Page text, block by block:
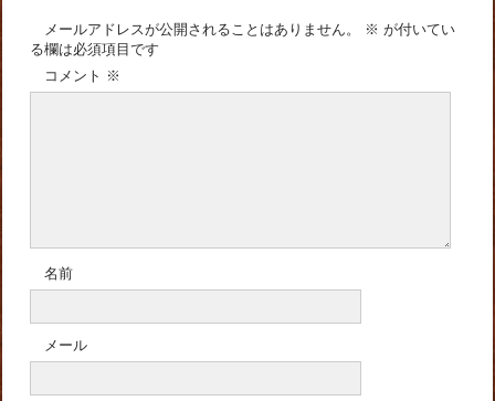
メールアドレスが公開されることはありません。 ※ が付いてい
る欄は必須項目です
コメント ※
名前
メール